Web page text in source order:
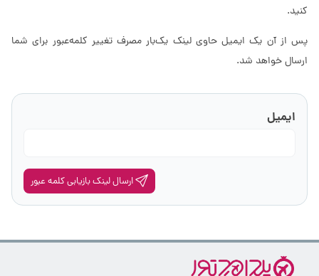
کنید.
پس از آن یک ایمیل حاوی لینک یک‌بار مصرف تغییر کلمه‌عبور برای شما
ارسال خواهد شد.
ایمیل
ارسال لینک بازیابی کلمه عبور